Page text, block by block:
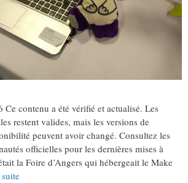
contenu a été vérifié et actualisé. Les
restent valides, mais les versions de
peuvent avoir changé. Consultez les
officielles pour les dernières mises à
la Foire d’Angers qui hébergeait le Make